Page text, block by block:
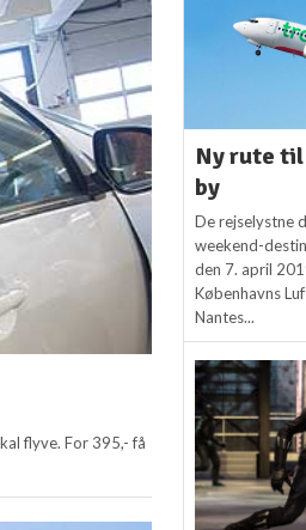
flyve. For 395,- få
Ny rute
by
De rejselystne
weekend-
den 7. april
Københavns
Nantes...